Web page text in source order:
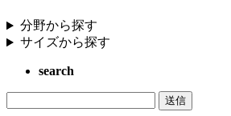
分野から探す
サイズから探す
search